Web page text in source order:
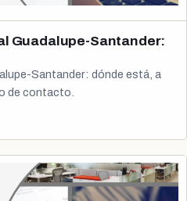
Guadalupe-Santander:
Santander: dónde está, a
de contacto.